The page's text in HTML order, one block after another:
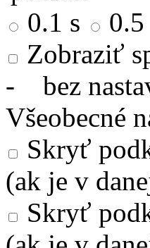
0.1 s
0.5
Zobraziť
- bez
Všeobecné
Skryť
(ak je v
Skryť